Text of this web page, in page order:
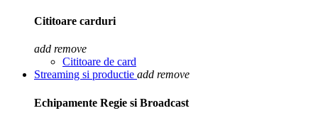
Cititoare carduri
add remove
Cititoare de card
Streaming si productie add remove
Echipamente Regie si Broadcast